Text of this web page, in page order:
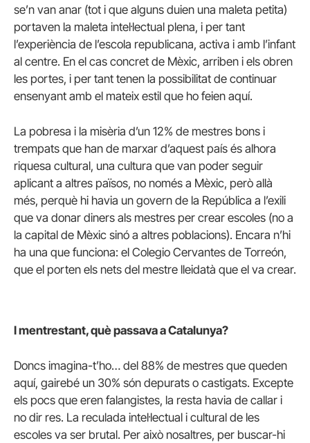
se’n van anar (tot i que alguns duien una maleta petita)
portaven la maleta intel·lectual plena, i per tant
l’experiència de l’escola republicana, activa i amb l’infant
al centre. En el cas concret de Mèxic, arriben i els obren
les portes, i per tant tenen la possibilitat de continuar
ensenyant amb el mateix estil que ho feien aquí.
La pobresa i la misèria d’un 12% de mestres bons i
trempats que han de marxar d’aquest país és alhora
riquesa cultural, una cultura que van poder seguir
aplicant a altres països, no només a Mèxic, però allà
més, perquè hi havia un govern de la República a l’exili
que va donar diners als mestres per crear escoles (no a
la capital de Mèxic sinó a altres poblacions). Encara n’hi
ha una que funciona: el Colegio Cervantes de Torreón,
que el porten els nets del mestre lleidatà que el va crear.
I mentrestant, què passava a Catalunya?
Doncs imagina-t’ho… del 88% de mestres que queden
aquí, gairebé un 30% són depurats o castigats. Excepte
els pocs que eren falangistes, la resta havia de callar i
no dir res. La reculada intel·lectual i cultural de les
escoles va ser brutal. Per això nosaltres, per buscar-hi